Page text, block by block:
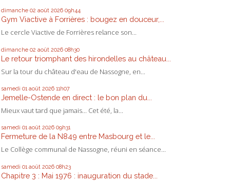
dimanche 02 août 2026 09h44
Gym Viactive à Forrières : bougez en douceur,...
Le cercle Viactive de Forrières relance son...
dimanche 02 août 2026 08h30
Le retour triomphant des hirondelles au château...
Sur la tour du château d'eau de Nassogne, en...
samedi 01 août 2026 11h07
Jemelle-Ostende en direct : le bon plan du...
Mieux vaut tard que jamais... Cet été, la...
samedi 01 août 2026 09h31
Fermeture de la N849 entre Masbourg et le...
Le Collège communal de Nassogne, réuni en séance...
samedi 01 août 2026 08h23
Chapitre 3 : Mai 1976 : inauguration du stade...